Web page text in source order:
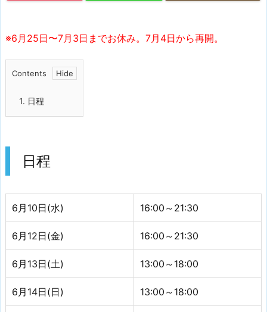
※6月25日〜7月3日までお休み。7月4日から再開。
Contents
1. 日程
日程
6月10日(水) 16:00～21:30
6月12日(金) 16:00～21:30
6月13日(土) 13:00～18:00
6月14日(日) 13:00～18:00